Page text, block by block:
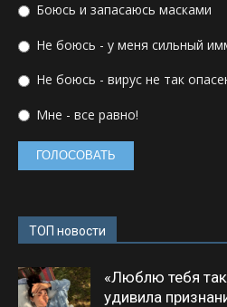
Боюсь и запасаюсь масками
Не боюсь - у меня сильный
Не боюсь - вирус не так
Мне - все равно!
ТОП новости
«Люблю тебя
удивила